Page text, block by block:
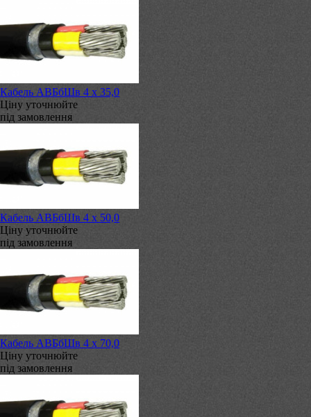
Кабель АВБбШв 4 х 35,0
Ціну уточнюйте
під замовлення
Кабель АВБбШв 4 х 50,0
Ціну уточнюйте
під замовлення
Кабель АВБбШв 4 х 70,0
Ціну уточнюйте
під замовлення